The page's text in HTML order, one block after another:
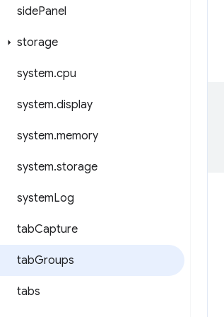
sidePanel
storage
system.cpu
system.display
system.memory
system.storage
systemLog
tabCapture
tabGroups
tabs